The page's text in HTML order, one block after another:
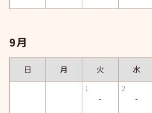
9月
日 月 火 水
1
-
2
-